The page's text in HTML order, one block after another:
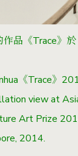
作品《Trace》
《Trace》
view at
Art Prize
2014.